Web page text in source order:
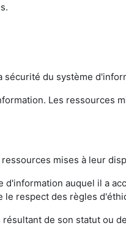
du système
Les
mises à leur
auquel il a
respect des règles
de son statut ou